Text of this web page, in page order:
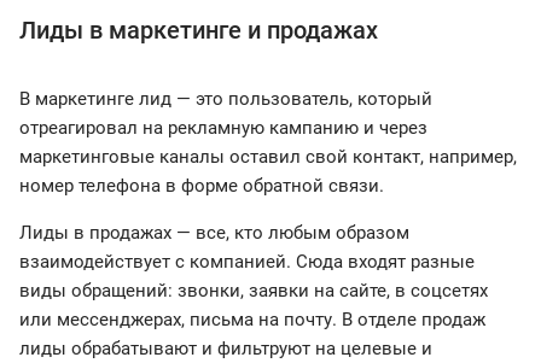
Лиды в маркетинге и продажах
В маркетинге лид — это пользователь, который
отреагировал на рекламную кампанию и через
маркетинговые каналы оставил свой контакт, например,
номер телефона в форме обратной связи.
Лиды в продажах — все, кто любым образом
взаимодействует с компанией. Сюда входят разные
виды обращений: звонки, заявки на сайте, в соцсетях
или мессенджерах, письма на почту. В отделе продаж
лиды обрабатывают и фильтруют на целевые и